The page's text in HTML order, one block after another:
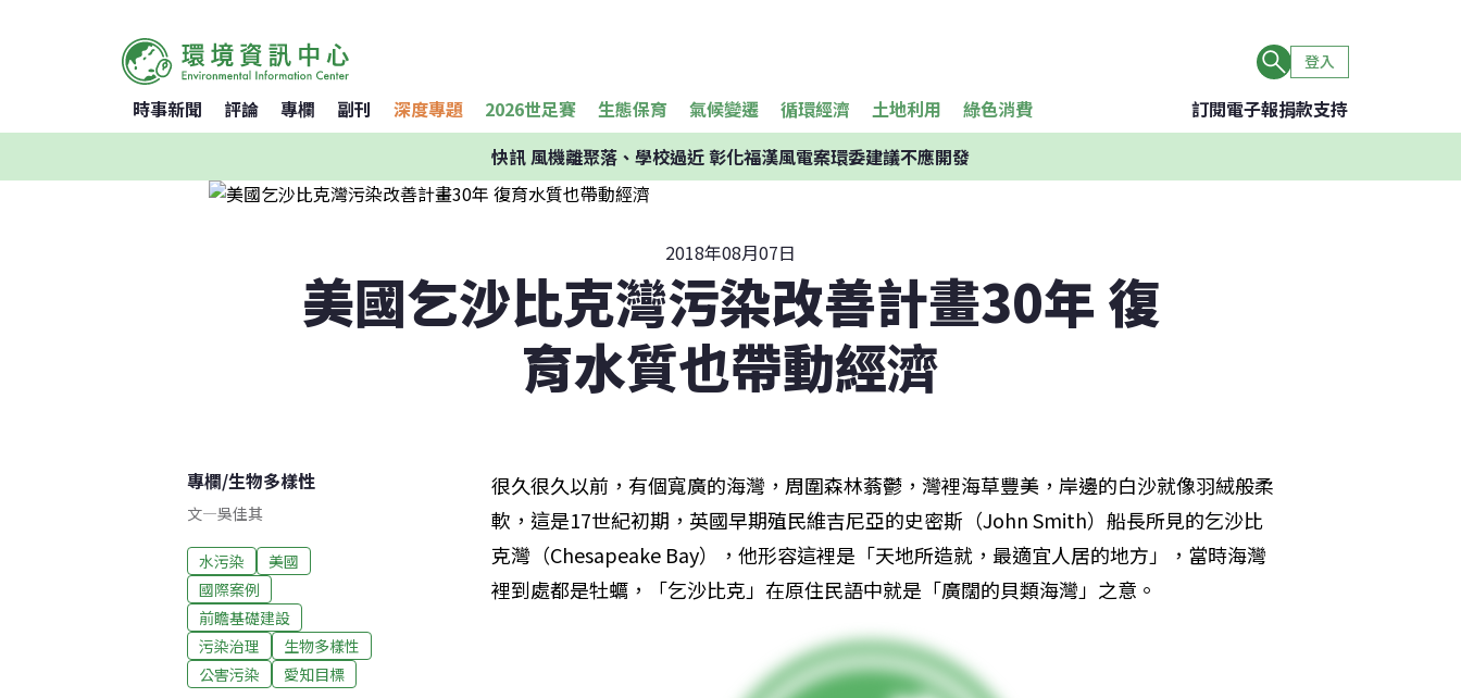
登入
時事新聞 評論 專欄 副刊 深度專題 2026世足賽 生態保育 氣候變遷 循環經濟 土地利用 綠色消費 訂閱電子報捐款支持
快訊風機離聚落、學校過近 彰化福漢風電案環委建議不應開發
2018年08月07日
美國乞沙比克灣污染改善計畫30年 復
育水質也帶動經濟
專欄/生物多樣性
文—吳佳其
水污染
美國
國際案例
前瞻基礎建設
污染治理
生物多樣性
公害污染
愛知目標
很久很久以前，有個寬廣的海灣，周圍森林蓊鬱，灣裡海草豐美，岸邊的白沙就像羽絨般柔
軟，這是17世紀初期，英國早期殖民維吉尼亞的史密斯（John Smith）船長所見的乞沙比
克灣（Chesapeake Bay），他形容這裡是「天地所造就，最適宜人居的地方」，當時海灣
裡到處都是牡蠣，「乞沙比克」在原住民語中就是「廣闊的貝類海灣」之意。